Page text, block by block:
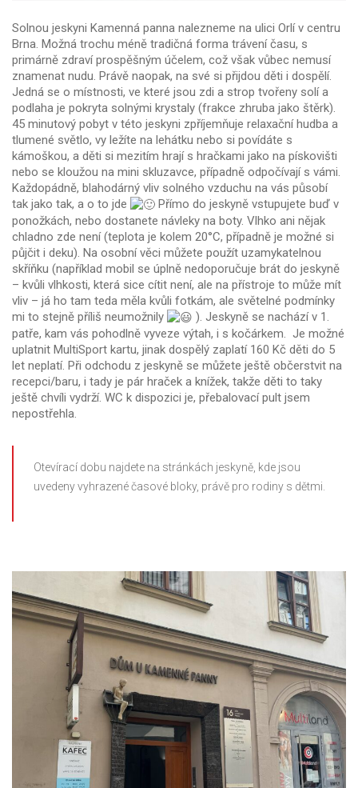
Solnou jeskyni Kamenná panna nalezneme na ulici Orlí v centru
Brna. Možná trochu méně tradičná forma trávení času, s
primárně zdraví prospěšným účelem, což však vůbec nemusí
znamenat nudu. Právě naopak, na své si přijdou děti i dospělí.
Jedná se o místnosti, ve které jsou zdi a strop tvořeny solí a
podlaha je pokryta solnými krystaly (frakce zhruba jako štěrk).
45 minutový pobyt v této jeskyni zpříjemňuje relaxační hudba a
tlumené světlo, vy ležíte na lehátku nebo si povídáte s
kámoškou, a děti si mezitím hrají s hračkami jako na pískovišti
nebo se kloužou na mini skluzavce, případně odpočívají s vámi.
Každopádně, blahodárný vliv solného vzduchu na vás působí
tak jako tak, a o to jde
Přímo do jeskyně vstupujete buď v
ponožkách, nebo dostanete návleky na boty. Vlhko ani nějak
chladno zde není (teplota je kolem 20°C, případně je možné si
půjčit i deku). Na osobní věci můžete použít uzamykatelnou
skříňku (například mobil se úplně nedoporučuje brát do jeskyně
– kvůli vlhkosti, která sice cítit není, ale na přístroje to může mít
vliv – já ho tam teda měla kvůli fotkám, ale světelné podmínky
mi to stejně příliš neumožnily
). Jeskyně se nachází v 1.
patře, kam vás pohodlně vyveze výtah, i s kočárkem. Je možné
uplatnit MultiSport kartu, jinak dospělý zaplatí 160 Kč děti do 5
let neplatí. Při odchodu z jeskyně se můžete ještě občerstvit na
recepci/baru, i tady je pár hraček a knížek, takže děti to taky
ještě chvíli vydrží. WC k dispozici je, přebalovací pult jsem
nepostřehla.
Otevírací dobu najdete na stránkách jeskyně, kde jsou
uvedeny vyhrazené časové bloky, právě pro rodiny s dětmi.